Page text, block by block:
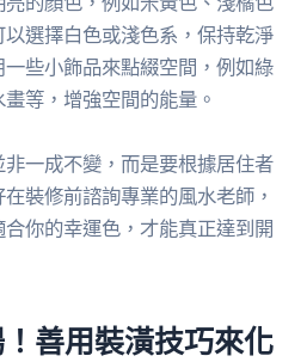
選擇白色或淺色系，保持乾淨
些小飾品來點綴空間，例如綠
等，增強空間的能量。
非一成不變，而是要根據居住者
裝修前諮詢專業的風水老師，
你的幸運色，才能真正達到開
善用裝潢技巧來化